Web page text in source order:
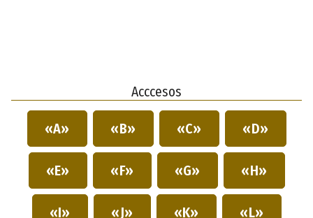
Acccesos
«A» «B» «C» «D»
«E» «F» «G» «H»
«I» «J» «K» «L»